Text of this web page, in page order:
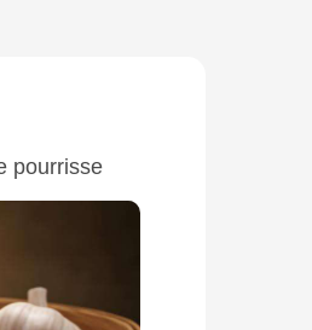
pourrisse